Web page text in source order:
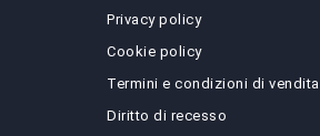
Privacy policy
Cookie policy
Termini e condizioni di vendita
Diritto di recesso